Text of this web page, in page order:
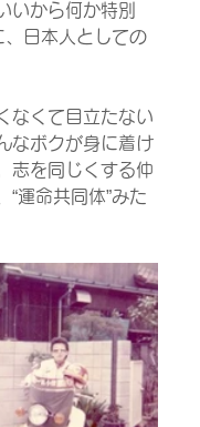
いから何か特別
、日本人としての
なくて目立たない
なボクが身に着け
志を同じくする仲
“運命共同体”みた